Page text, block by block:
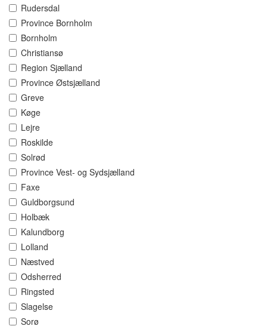
Rudersdal
Province Bornholm
Bornholm
Christiansø
Region Sjælland
Province Østsjælland
Greve
Køge
Lejre
Roskilde
Solrød
Province Vest- og Sydsjælland
Faxe
Guldborgsund
Holbæk
Kalundborg
Lolland
Næstved
Odsherred
Ringsted
Slagelse
Sorø